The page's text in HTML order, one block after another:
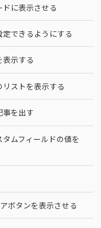
に表示させる
できるようにする
示する
ストを表示する
事を出す
ムフィールドの値を
ボタンを表示させる